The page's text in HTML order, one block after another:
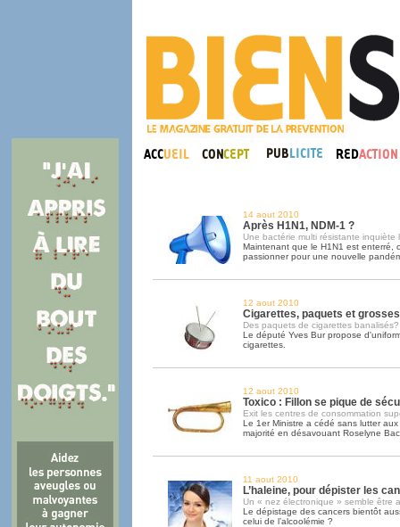
14 aout 2010
Après H1N1, NDM-1 ?
Une bactérie multi résistante inquiète
Maintenant que le H1N1 est enterré,
passionner pour une nouvelle
12 aout 2010
Cigarettes, paquets et
Des paquets de cigarettes banalisés?
Le député Yves Bur propose
cigarettes.
12 aout 2010
Toxico : Fillon se pique de
Exit les centres de consommation
Le 1er Ministre a cédé sans lutter
majorité en désavouant Roselyne
11 aout 2010
L’haleine, pour dépister les
Un « nez électronique » semble être
Le dépistage des cancers bientôt
celui de l’alcoolémie ?